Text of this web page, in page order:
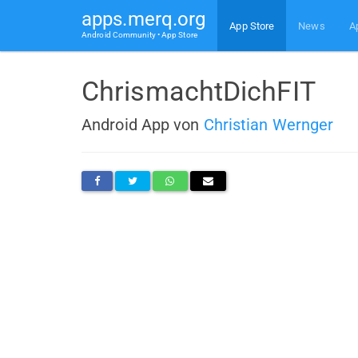
apps.merq.org
Android Community • App Store
App Store News
ChrismachtDichFIT
Android App von Christian Wernger